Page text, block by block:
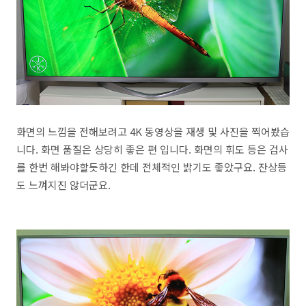
화면의 느낌을 전해보려고 4K 동영상을 재생 및 사진을 찍어봤습
니다. 화면 품질은 상당히 좋은 편 입니다. 화면의 휘도 등은 검사
를 한번 해봐야할듯하긴 한데 전체적인 밝기도 좋았구요. 잔상등
도 느껴지진 않더군요.